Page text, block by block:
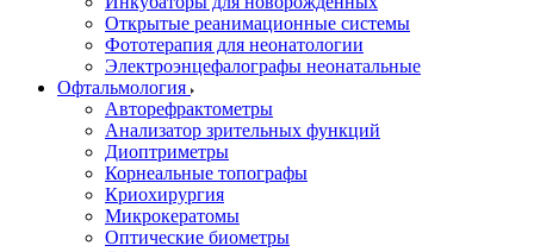
Открытые реанимационные системы
Фототерапия для неонатологии
Электроэнцефалографы неонатальные
Офтальмология
Авторефрактометры
Анализатор зрительных функций
Диоптриметры
Корнеальные топографы
Криохирургия
Микрокератомы
Оптические биометры